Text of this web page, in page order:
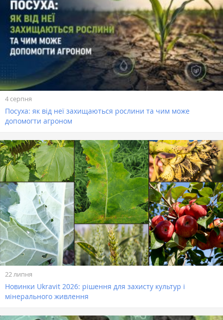
4 серпня
Посуха: як від неї захищаються рослини та чим може
допомогти агроном
22 липня
Новинки Ukravit 2026: рішення для захисту культур і
мінерального живлення